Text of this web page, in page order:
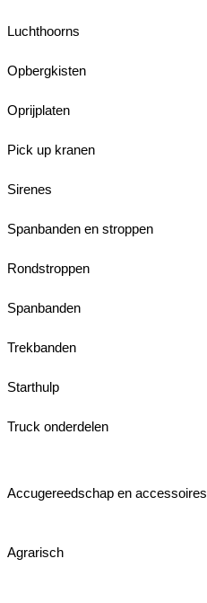
Luchthoorns
Opbergkisten
Oprijplaten
Pick up kranen
Sirenes
Spanbanden en stroppen
Rondstroppen
Spanbanden
Trekbanden
Starthulp
Truck onderdelen
Accugereedschap en accessoires
Agrarisch